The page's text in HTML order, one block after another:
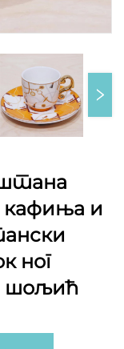
кафиња и
ног
шољић